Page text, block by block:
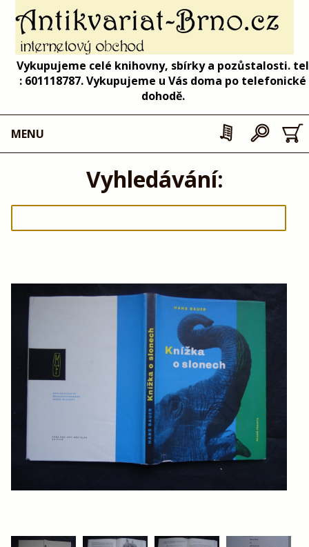
Vykupujeme celé knihovny, sbírky a pozůstalosti. tel
: 601118787. Vykupujeme u Vás doma po telefonické
dohodě.
MENU
Vyhledávání: